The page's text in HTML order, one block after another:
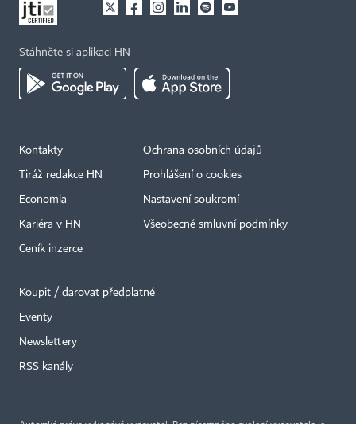
Stáhněte si aplikaci HN
Kontakty
Tiráž redakce HN
Economia
Kariéra v HN
Ceník inzerce
Ochrana osobních údajů
Prohlášení o cookies
Nastavení soukromí
Všeobecné smluvní podmínky
Koupit / darovat předplatné
Eventy
Newslettery
RSS kanály